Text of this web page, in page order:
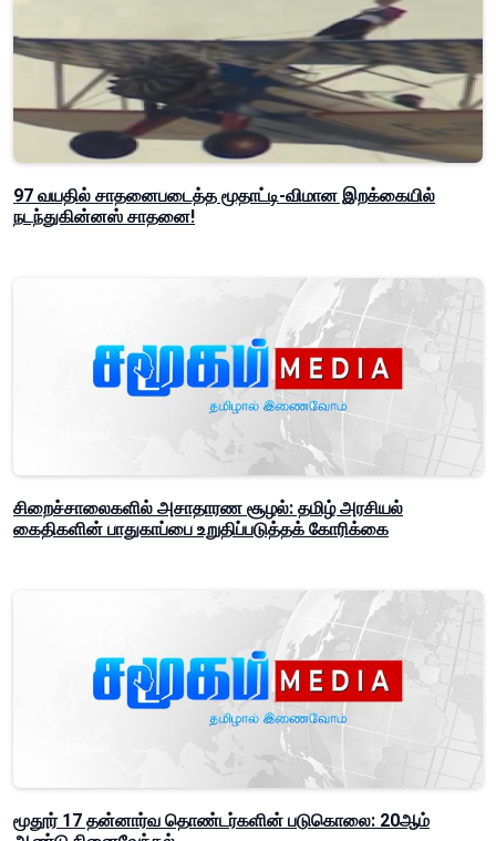
97 வயதில் சாதனைபடைத்த மூதாட்டி-விமான இறக்கையில்
நடந்துகின்னஸ் சாதனை!
சிறைச்சாலைகளில் அசாதாரண சூழல்: தமிழ் அரசியல்
கைதிகளின் பாதுகாப்பை உறுதிப்படுத்தக் கோரிக்கை
மூதூர் 17 தன்னார்வ தொண்டர்களின் படுகொலை: 20ஆம்